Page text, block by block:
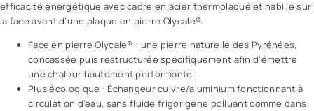
efficacité énergétique avec cadre en acier thermolaqué et habillé sur
la face avant d’une plaque en pierre Olycale®.
Face en pierre Olycale® : une pierre naturelle des Pyrénées,
concassée puis restructurée spécifiquement afin d’émettre
une chaleur hautement performante.
Plus écologique : Échangeur cuivre/aluminium fonctionnant à
circulation d’eau, sans fluide frigorigène polluant comme dans